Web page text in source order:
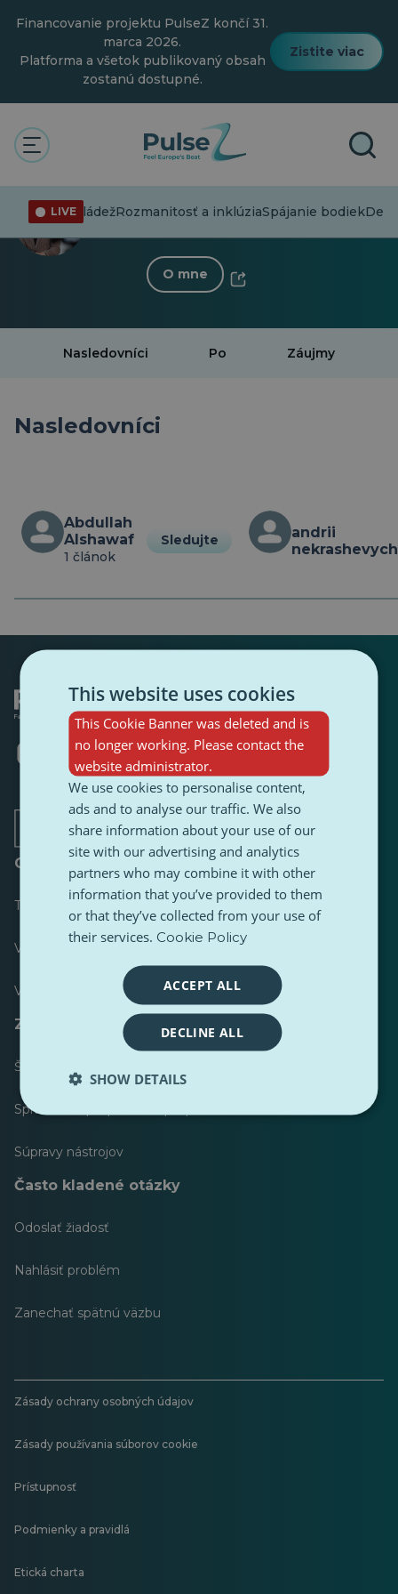
obsah
Financovanie projektu PulseZ končí 31.
marca 2026.
Platforma a všetok publikovaný obsah
zostanú dostupné.
Zistite viac
LIVEMládežRozmanitosť a inklúziaSpájanie bodiek
26 Nasledovníci· 11 Po
O mne
Nasledovníci Po Záujmy
Nasledovníci
Abdullah
Alshawaf
1 článok
Sledujte
andrii
nekrashevych
Otvorí
sa
karte
Otvorí
novej
karte
Otvorí
sa
v
novej
karte
Otvorí
sa
v
novej
karte
Otvorí
sa
v
novej
karte
Otvorí
sa
v
novej
karte
O stránke
Tabuľka s výsledkami
Väčšina publikovaných
Väčšina nasledovala
Zdroje pre novinárov
Štýlový sprievodca obsahu PulseZ
Sprievodca príspevkami prispievateľov PulseZ
Súpravy nástrojov
Často kladené otázky
Odoslať žiadosť
Nahlásiť problém
Zanechať spätnú väzbu
Zásady ochrany osobných údajov
Zásady používania súborov cookie
Prístupnosť
Podmienky a pravidlá
Etická charta
This website uses cookies
This Cookie Banner was deleted and is
no longer working. Please contact the
website administrator.
We use cookies to personalise content,
ads and to analyse our traffic. We also
share information about your use of our
site with our advertising and analytics
partners who may combine it with other
information that you’ve provided to them
or that they’ve collected from your use of
their services. Cookie Policy
ACCEPT ALL
DECLINE ALL
SHOW DETAILS